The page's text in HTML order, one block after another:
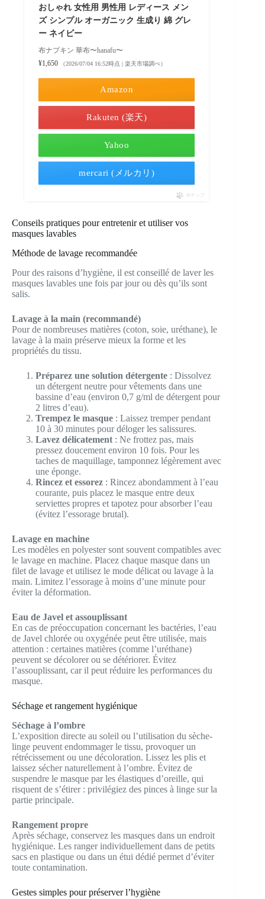
おしゃれ 女性用 男性用 レディース メン
ズ シンプル オーガニック 生成り 綿 グレ
ー ネイビー
布ナプキン 華布〜hanafu〜
¥1,650
（2026/07/04 16:52時点 | 楽天市場調べ）
Amazon
Rakuten (楽天)
Yahoo
mercari (メルカリ)
ポチップ
Conseils pratiques pour entretenir et utiliser vos
masques lavables
Méthode de lavage recommandée
Pour des raisons d’hygiène, il est conseillé de laver les
masques lavables une fois par jour ou dès qu’ils sont
salis.
Lavage à la main (recommandé)
Pour de nombreuses matières (coton, soie, uréthane), le
lavage à la main préserve mieux la forme et les
propriétés du tissu.
Préparez une solution détergente : Dissolvez
un détergent neutre pour vêtements dans une
bassine d’eau (environ 0,7 g/ml de détergent pour
2 litres d’eau).
Trempez le masque : Laissez tremper pendant
10 à 30 minutes pour déloger les salissures.
Lavez délicatement : Ne frottez pas, mais
pressez doucement environ 10 fois. Pour les
taches de maquillage, tamponnez légèrement avec
une éponge.
Rincez et essorez : Rincez abondamment à l’eau
courante, puis placez le masque entre deux
serviettes propres et tapotez pour absorber l’eau
(évitez l’essorage brutal).
Lavage en machine
Les modèles en polyester sont souvent compatibles avec
le lavage en machine. Placez chaque masque dans un
filet de lavage et utilisez le mode délicat ou lavage à la
main. Limitez l’essorage à moins d’une minute pour
éviter la déformation.
Eau de Javel et assouplissant
En cas de préoccupation concernant les bactéries, l’eau
de Javel chlorée ou oxygénée peut être utilisée, mais
attention : certaines matières (comme l’uréthane)
peuvent se décolorer ou se détériorer. Évitez
l’assouplissant, car il peut réduire les performances du
masque.
Séchage et rangement hygiénique
Séchage à l’ombre
L’exposition directe au soleil ou l’utilisation du sèche-
linge peuvent endommager le tissu, provoquer un
rétrécissement ou une décoloration. Lissez les plis et
laissez sécher naturellement à l’ombre. Évitez de
suspendre le masque par les élastiques d’oreille, qui
risquent de s’étirer : privilégiez des pinces à linge sur la
partie principale.
Rangement propre
Après séchage, conservez les masques dans un endroit
hygiénique. Les ranger individuellement dans de petits
sacs en plastique ou dans un étui dédié permet d’éviter
toute contamination.
Gestes simples pour préserver l’hygiène